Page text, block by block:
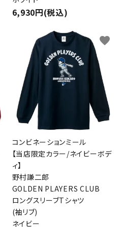
6,930円(税込)
コンビネーションミール
【当店限定カラー/ネイビーボデ
ィ】
野村謙二郎
GOLDEN PLAYERS CLUB
ロングスリーブTシャツ
(袖リブ)
ネイビー
favorite